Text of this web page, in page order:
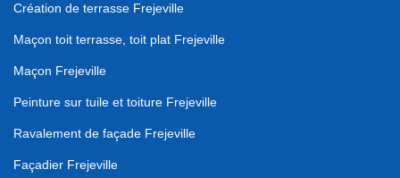
Création de terrasse Frejeville
Maçon toit terrasse, toit plat Frejeville
Maçon Frejeville
Peinture sur tuile et toiture Frejeville
Ravalement de façade Frejeville
Façadier Frejeville